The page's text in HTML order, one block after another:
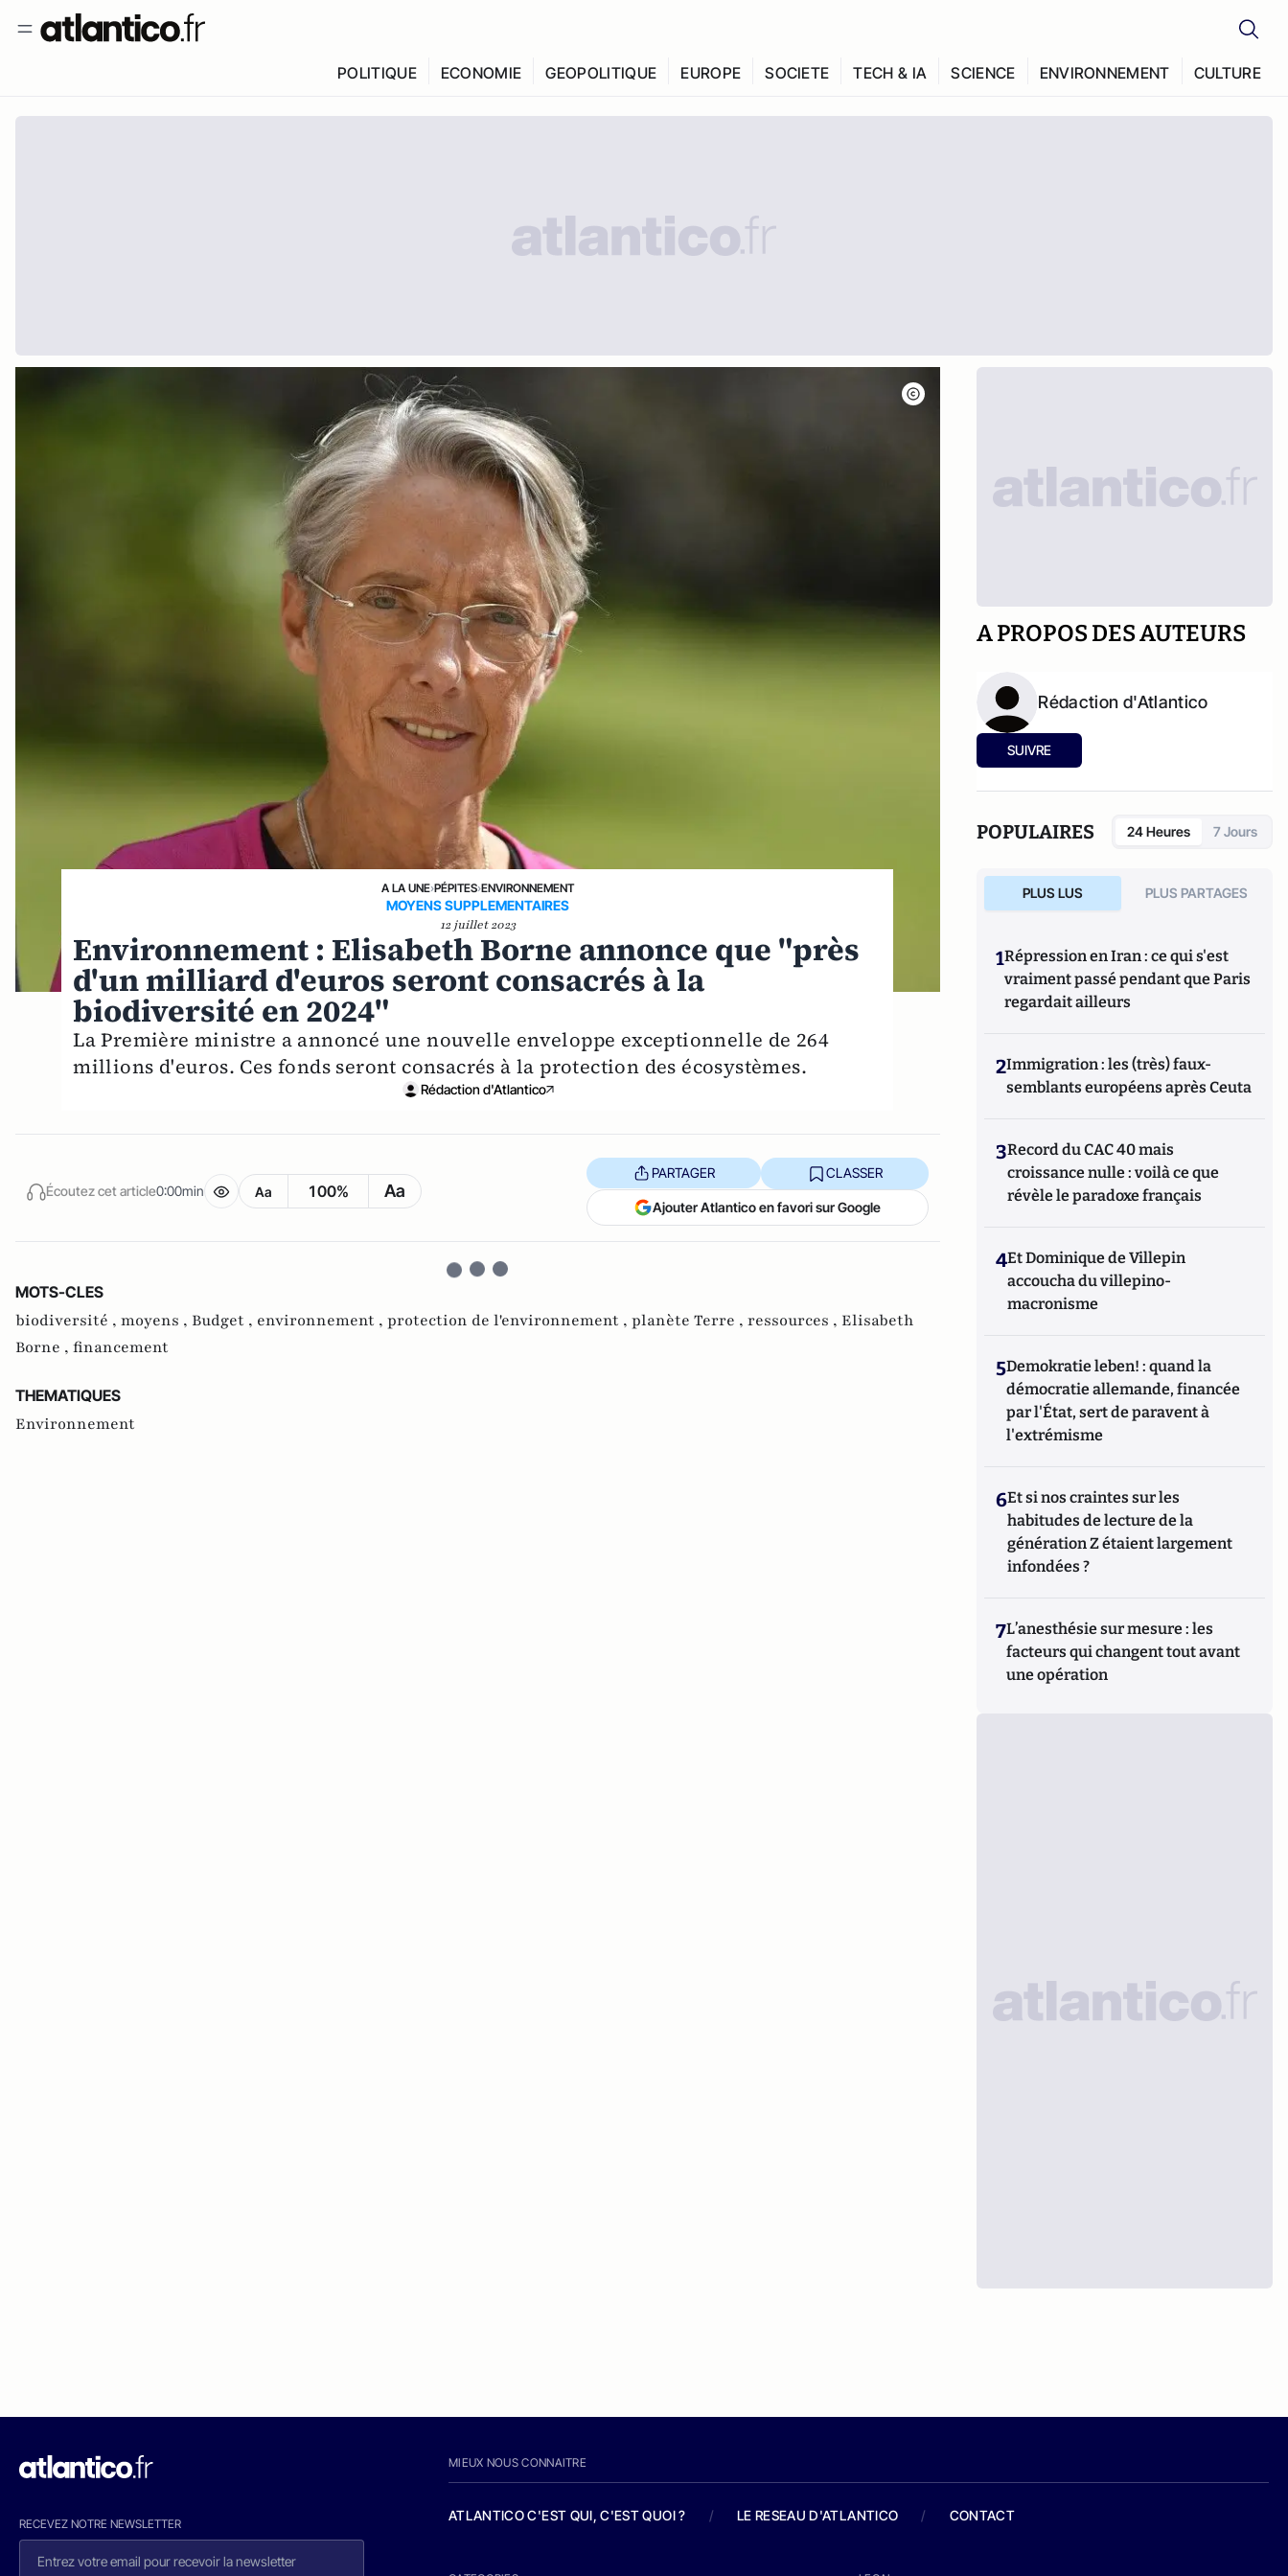
POLITIQUE ECONOMIE GEOPOLITIQUE EUROPE SOCIETE TECH & IA SCIENCE ENVIRONNEMENT CULTURE
A LA UNE›PÉPITES›ENVIRONNEMENT
MOYENS SUPPLEMENTAIRES
12 juillet 2023
Environnement : Elisabeth Borne annonce que "près
d'un milliard d'euros seront consacrés à la
biodiversité en 2024"
La Première ministre a annoncé une nouvelle enveloppe exceptionnelle de 264
millions d'euros. Ces fonds seront consacrés à la protection des écosystèmes.
Rédaction d'Atlantico
Écoutez cet article0:00min Aa 100% Aa
PARTAGER CLASSER
Ajouter Atlantico en favori sur Google
MOTS-CLES
biodiversité , moyens , Budget , environnement , protection de l'environnement , planète Terre , ressources , Elisabeth
Borne , financement
THEMATIQUES
Environnement
A PROPOS DES AUTEURS
Rédaction d'Atlantico
SUIVRE
POPULAIRES 24 Heures 7 Jours
PLUS LUS PLUS PARTAGES
1Répression en Iran : ce qui s'est
vraiment passé pendant que Paris
regardait ailleurs
2Immigration : les (très) faux-
semblants européens après Ceuta
3Record du CAC 40 mais
croissance nulle : voilà ce que
révèle le paradoxe français
4Et Dominique de Villepin
accoucha du villepino-
macronisme
5Demokratie leben! : quand la
démocratie allemande, financée
par l'État, sert de paravent à
l'extrémisme
6Et si nos craintes sur les
habitudes de lecture de la
génération Z étaient largement
infondées ?
7L’anesthésie sur mesure : les
facteurs qui changent tout avant
une opération
RECEVEZ NOTRE NEWSLETTER
MIEUX NOUS CONNAITRE
ATLANTICO C'EST QUI, C'EST QUOI ? / LE RESEAU D'ATLANTICO / CONTACT